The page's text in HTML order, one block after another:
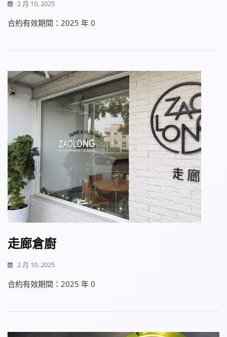
2 月 10, 2025
合約有效期間：2025 年 0
走廊倉廚
2 月 10, 2025
合約有效期間：2025 年 0